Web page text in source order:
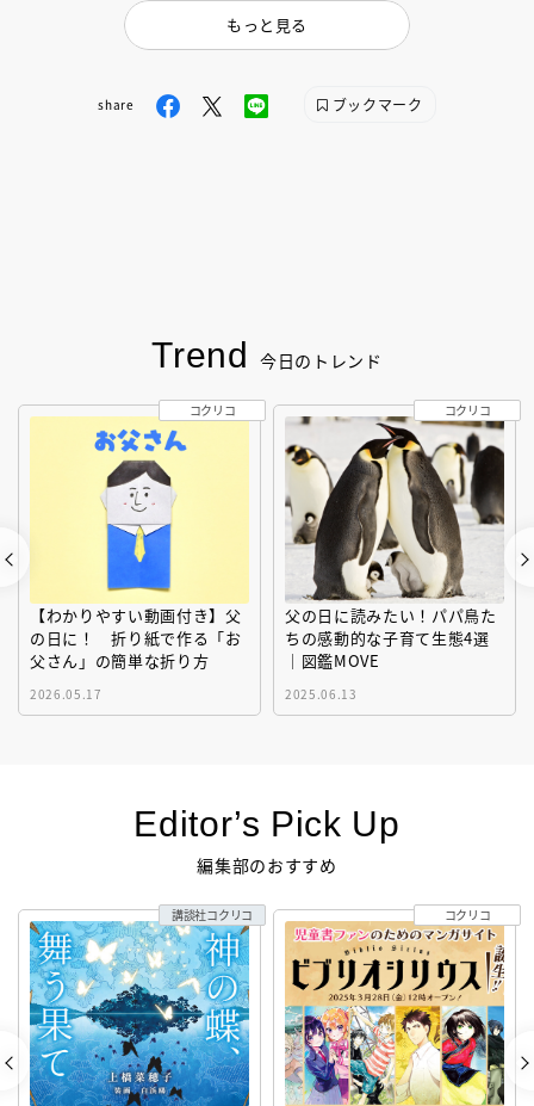
もっと見る
share ブックマーク
Trend 今日のトレンド
【わかりやすい動画付き】父
の日に！ 折り紙で作る「お
父さん」の簡単な折り方
2026.05.17
コクリコ
父の日に読みたい！パパ鳥た
ちの感動的な子育て生態4選
｜図鑑MOVE
2025.06.13
コクリコ
Editor’s Pick Up
編集部のおすすめ
講談社コクリコ コクリコ